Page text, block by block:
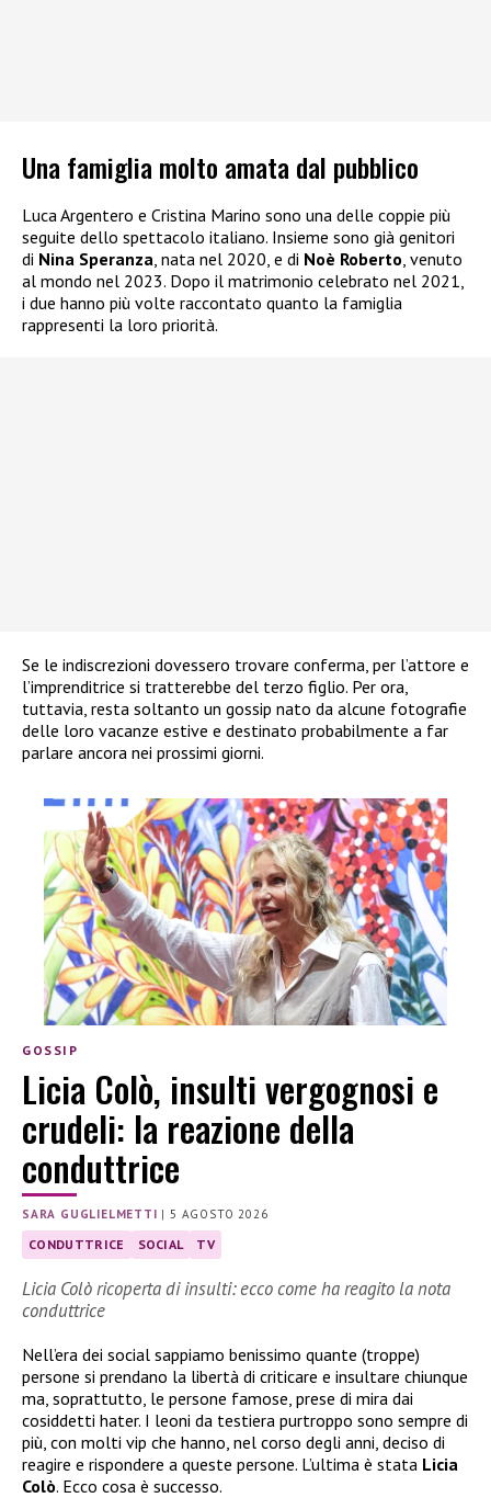
Una famiglia molto amata dal pubblico
Luca Argentero e Cristina Marino sono una delle coppie più
seguite dello spettacolo italiano. Insieme sono già genitori
di Nina Speranza , nata nel 2020, e di Noè Roberto , venuto
al mondo nel 2023. Dopo il matrimonio celebrato nel 2021,
i due hanno più volte raccontato quanto la famiglia
rappresenti la loro priorità.
Se le indiscrezioni dovessero trovare conferma, per l’attore e
l’imprenditrice si tratterebbe del terzo figlio. Per ora,
tuttavia, resta soltanto un gossip nato da alcune fotografie
delle loro vacanze estive e destinato probabilmente a far
parlare ancora nei prossimi giorni.
GOSSIP
Licia Colò, insulti vergognosi e
crudeli: la reazione della
conduttrice
SARA GUGLIELMETTI |5 AGOSTO 2026
CONDUTTRICE SOCIAL TV
Licia Colò ricoperta di insulti: ecco come ha reagito la nota
conduttrice
Nell’era dei social sappiamo benissimo quante (troppe)
persone si prendano la libertà di criticare e insultare chiunque
ma, soprattutto, le persone famose, prese di mira dai
cosiddetti hater. I leoni da testiera purtroppo sono sempre di
più, con molti vip che hanno, nel corso degli anni, deciso di
reagire e rispondere a queste persone. L’ultima è stata Licia
Colò. Ecco cosa è successo.